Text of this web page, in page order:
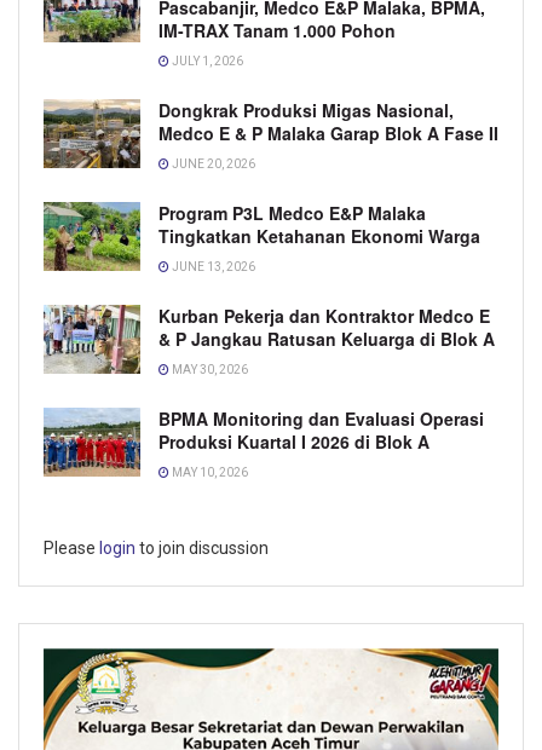
Pascabanjir, Medco E&P Malaka, BPMA,
IM-TRAX Tanam 1.000 Pohon
JULY 1, 2026
Dongkrak Produksi Migas Nasional,
Medco E & P Malaka Garap Blok A Fase II
JUNE 20, 2026
Program P3L Medco E&P Malaka
Tingkatkan Ketahanan Ekonomi Warga
JUNE 13, 2026
Kurban Pekerja dan Kontraktor Medco E
& P Jangkau Ratusan Keluarga di Blok A
MAY 30, 2026
BPMA Monitoring dan Evaluasi Operasi
Produksi Kuartal I 2026 di Blok A
MAY 10, 2026
Please login to join discussion